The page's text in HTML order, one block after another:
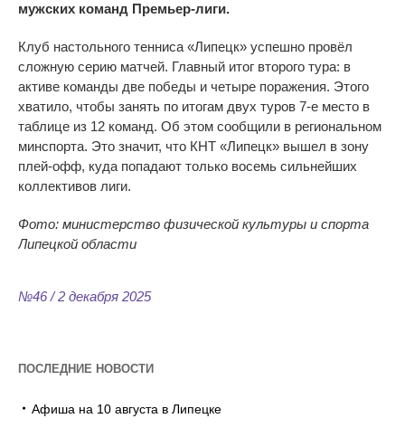
мужских команд Премьер-лиги.
Клуб настольного тенниса «Липецк» успешно провёл
сложную серию матчей. Главный итог второго тура: в
активе команды две победы и четыре поражения. Этого
хватило, чтобы занять по итогам двух туров 7-е место в
таблице из 12 команд. Об этом сообщили в региональном
минспорта. Это значит, что КНТ «Липецк» вышел в зону
плей-офф, куда попадают только восемь сильнейших
коллективов лиги.
Фото: министерство физической культуры и спорта
Липецкой области
№46 / 2 декабря 2025
ПОСЛЕДНИЕ НОВОСТИ
Афиша на 10 августа в Липецке